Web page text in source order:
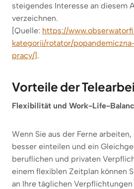
steigendes Interesse an diesem
verzeichnen.
[Quelle: https://
kategorii/rotator/
pracy/].
Vorteile der
Flexibilität und Work-Life-
Wenn Sie aus der Ferne
besser einteilen und ein
beruflichen und privaten
einem flexiblen Zeitplan können
an Ihre täglichen Verpflichtungen